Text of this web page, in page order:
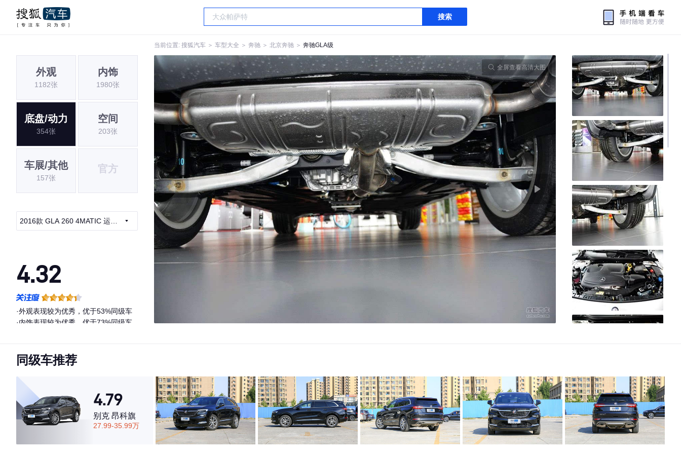
搜索
当前位置: 搜狐汽车 ＞ 车型大全 ＞ 奔驰 ＞ 北京奔驰 ＞ 奔驰GLA级
外观
1182张
内饰
1980张
底盘/动力
354张
空间
203张
车展/其他
157张
官方
2016款 GLA 260 4MATIC 运动
4.32
·外观表现较为优秀，优于53%同级车
·内饰表现较为优秀，优于73%同级车
全屏查看高清大图
同级车推荐
4.79
别克 昂科旗
27.99-35.99万